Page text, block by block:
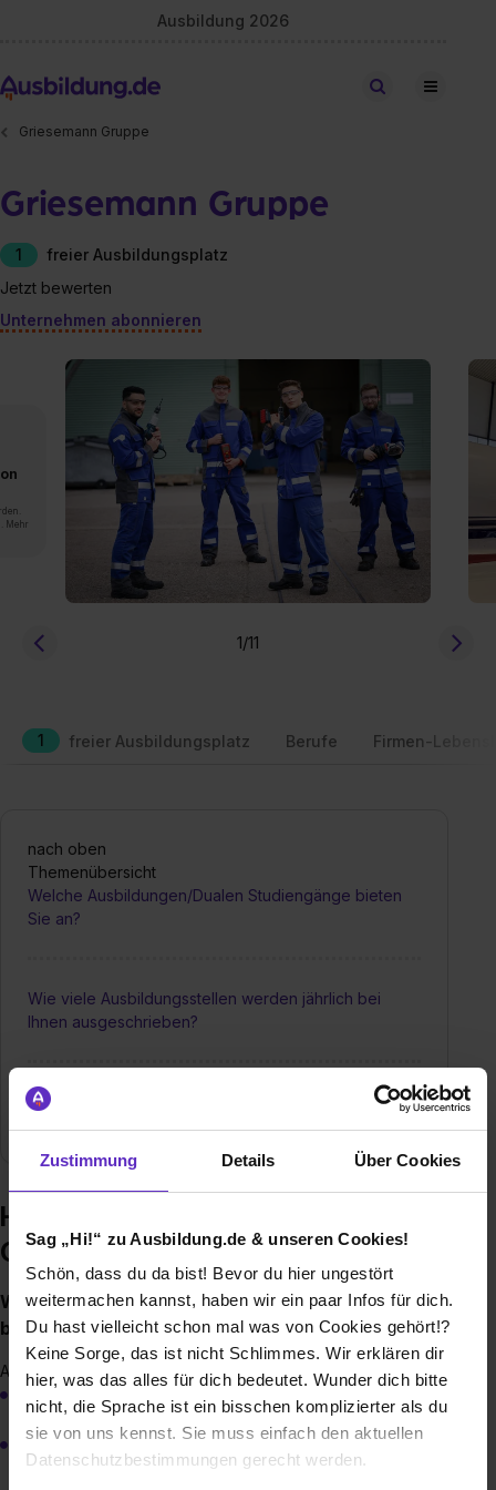
Zustimmung Details Über Cookies
Sag „Hi!“ zu Ausbildung.de & unseren Cookies!
Schön, dass du da bist! Bevor du hier ungestört
weitermachen kannst, haben wir ein paar Infos für dich.
Du hast vielleicht schon mal was von Cookies gehört!?
Keine Sorge, das ist nicht Schlimmes. Wir erklären dir
hier, was das alles für dich bedeutet. Wunder dich bitte
nicht, die Sprache ist ein bisschen komplizierter als du
sie von uns kennst. Sie muss einfach den aktuellen
Datenschutzbestimmungen gerecht werden.
Ausbildung 2026
Stellen finden
Griesemann Gruppe
Griesemann Gruppe
1
freier Ausbildungsplatz
Jetzt bewerten
Unternehmen abonnieren
Mehr
1/11
1 freier Ausbildungsplatz Berufe Firmen-
nach oben
Themenübersicht
Welche Ausbildungen/Dualen Studiengänge bieten
Sie an?
Wie viele Ausbildungsstellen werden jährlich bei
Ihnen ausgeschrieben?
Brauche ich einen bestimmten Schulabschluss, um
Häufige Fragen zur Ausbildung –
Griesemann Gruppe
Welche Ausbildungen/Dualen Studiengänge
bieten Sie an?
Ausbildungsberufe 2025
Elektroniker/in für Automatisierungstechnik
Industrieelektriker/in für Betriebstechnik